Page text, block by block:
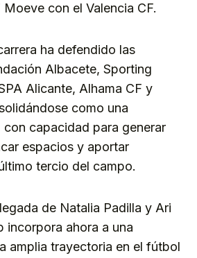
con el Valencia CF.
ha defendido las
Albacete, Sporting
Alicante, Alhama CF y
como una
con capacidad para generar
espacios y aportar
tercio del campo.
de Natalia Padilla y Ari
incorpora ahora a una
amplia trayectoria en el fútbol